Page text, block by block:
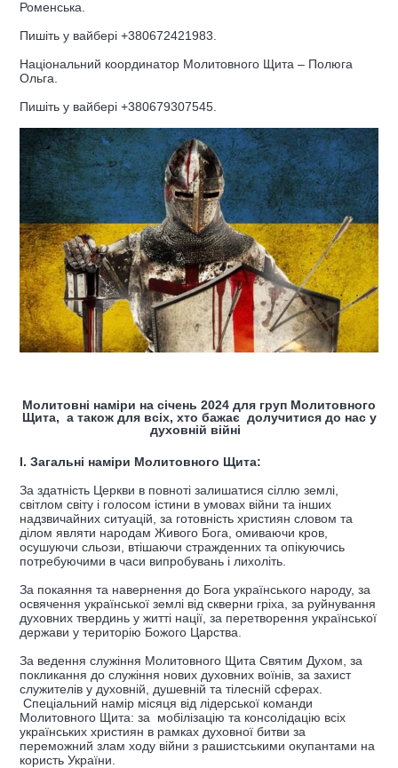
Роменська.
Пишіть у вайбері +380672421983.
Національний координатор Молитовного Щита – Полюга
Ольга.
Пишіть у вайбері +380679307545.
Молитовні наміри на січень 2024 для груп Молитовного
Щита, а також для всіх, хто бажає долучитися до нас у
духовній війні
І. Загальні наміри Молитовного Щита:
За здатність Церкви в повноті залишатися сіллю землі,
світлом світу і голосом істини в умовах війни та інших
надзвичайних ситуацій, за готовність християн словом та
ділом являти народам Живого Бога, омиваючи кров,
осушуючи сльози, втішаючи стражденних та опікуючись
потребуючими в часи випробувань і лихоліть.
За покаяння та навернення до Бога українського народу, за
освячення української землі від скверни гріха, за руйнування
духовних твердинь у житті нації, за перетворення української
держави у територію Божого Царства.
За ведення служіння Молитовного Щита Святим Духом, за
покликання до служіння нових духовних воїнів, за захист
служителів у духовній, душевній та тілесній сферах.
Спеціальний намір місяця від лідерської команди
Молитовного Щита: за мобілізацію та консолідацію всіх
українських християн в рамках духовної битви за
переможний злам ходу війни з рашистськими окупантами на
користь України.